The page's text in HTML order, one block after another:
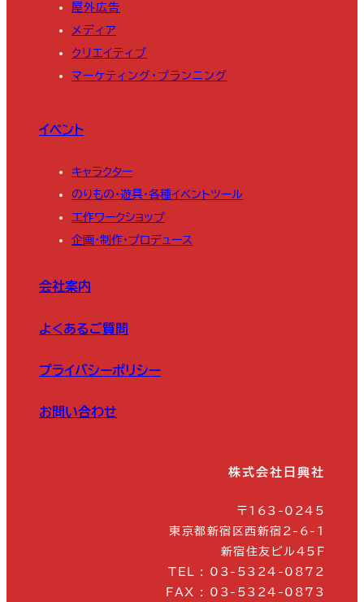
屋外広告
メディア
クリエイティブ
マーケティング・プランニング
イベント
キャラクター
のりもの・遊具・各種イベントツール
工作ワークショップ
企画・制作・プロデュース
会社案内
よくあるご質問
プライバシーポリシー
お問い合わせ
株式会社日興社
〒163-0245
東京都新宿区西新宿2-6-1
新宿住友ビル45F
TEL : 03-5324-0872
FAX : 03-5324-0873